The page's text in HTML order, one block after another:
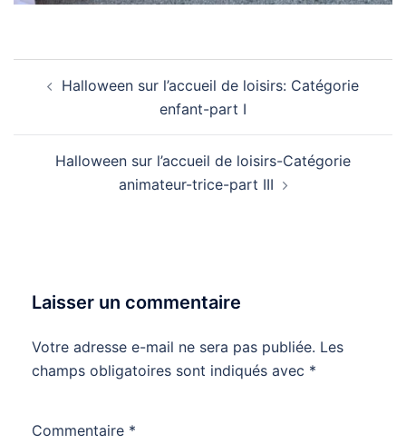
d’articleHalloween sur l’accueil de loisirs: Catégorie
enfant-part I
Halloween sur l’accueil de loisirs-Catégorie
animateur-trice-part III
Laisser un commentaire
Votre adresse e-mail ne sera pas publiée. Les
champs obligatoires sont indiqués avec *
Commentaire *